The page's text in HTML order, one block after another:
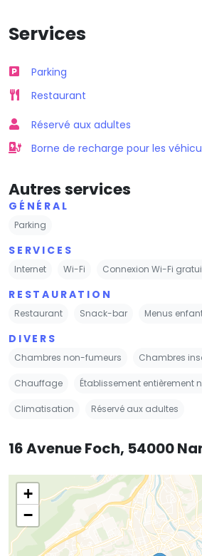
Services
Parking
Restaurant
Réservé aux adultes
Borne de recharge pour les
Autres services
GÉNÉRAL
Parking
SERVICES
Internet Wi-Fi Connexion Wi-Fi
RESTAURATION
Restaurant Snack-bar Menus
DIVERS
Chambres non-fumeurs Chambres
Chauffage Établissement entièrement
Climatisation Réservé aux adultes
16 Avenue Foch, 54000
+
−